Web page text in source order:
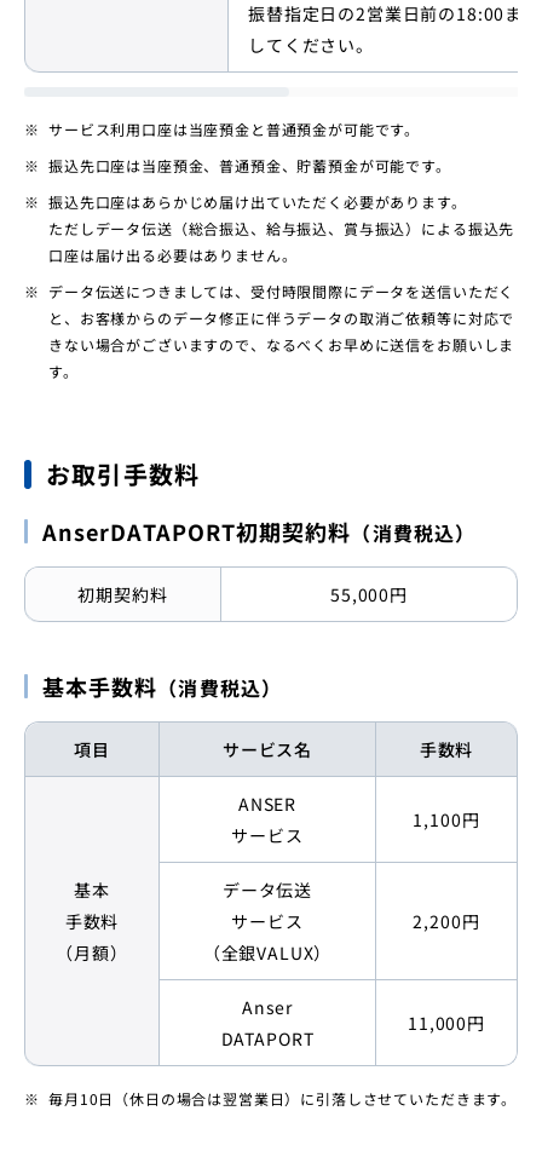
振替指定日の2営業日前の18:00ま
してください。
サービス利用口座は当座預金と普通預金が可能です。
振込先口座は当座預金、普通預金、貯蓄預金が可能です。
振込先口座はあらかじめ届け出ていただく必要があります。
ただしデータ伝送（総合振込、給与振込、賞与振込）による振込先
口座は届け出る必要はありません。
データ伝送につきましては、受付時限間際にデータを送信いただく
と、お客様からのデータ修正に伴うデータの取消ご依頼等に対応で
きない場合がございますので、なるべくお早めに送信をお願いしま
す。
お取引手数料
AnserDATAPORT初期契約料 （消費税込）
初期契約料 55,000円
基本手数料 （消費税込）
項目 サービス名 手数料
基本
手数料
（月額）
ANSER
サービス
1,100円
データ伝送
サービス
（全銀VALUX）
2,200円
Anser
DATAPORT
11,000円
毎月10日（休日の場合は翌営業日）に引落しさせていただきます。